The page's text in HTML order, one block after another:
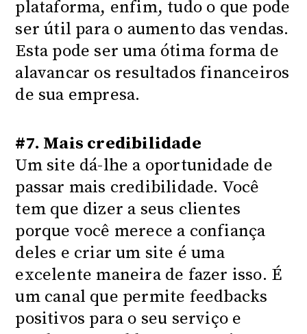
plataforma, enfim, tudo o que pode
ser útil para o aumento das vendas.
Esta pode ser uma ótima forma de
alavancar os resultados financeiros
de sua empresa.
#7. Mais credibilidade
Um site dá-lhe a oportunidade de
passar mais credibilidade. Você
tem que dizer a seus clientes
porque você merece a confiança
deles e criar um site é uma
excelente maneira de fazer isso. É
um canal que permite feedbacks
positivos para o seu serviço e